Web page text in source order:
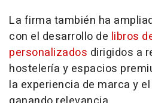
La firma también ha
con el desarrollo de libros
personalizados dirigidos a
hostelería y espacios
la experiencia de marca y